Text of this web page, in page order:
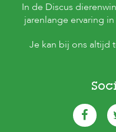
In de Discus
jarenlange ervaring
Je kan bij ons altijd